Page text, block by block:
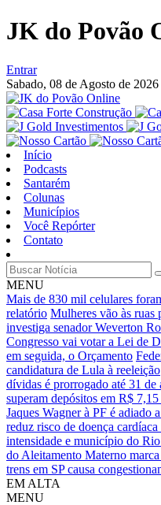
JK do Povão
Entrar
Sabado, 08 de Agosto de 2026
Início
Podcasts
Santarém
Colunas
Municípios
Você Repórter
Contato
MENU
Mais de 830 mil celulares
relatório Mulheres vão às ruas
investiga senador Weverton
Congresso vai votar a Lei de
em seguida, o Orçamento
candidatura de Lula à reeleição
dívidas é prorrogado até 31 de
superam depósitos em R$
Jaques Wagner à PF é adiado
reduz risco de doença cardíaca
intensidade e município do
do Aleitamento Materno
trens em SP causa
EM ALTA
MENU